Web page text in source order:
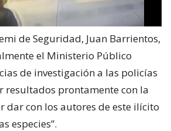
de Seguridad, Juan Barrientos,
el Ministerio Público
de investigación a las policías
resultados prontamente con la
dar con los autores de este ilícito
especies”.